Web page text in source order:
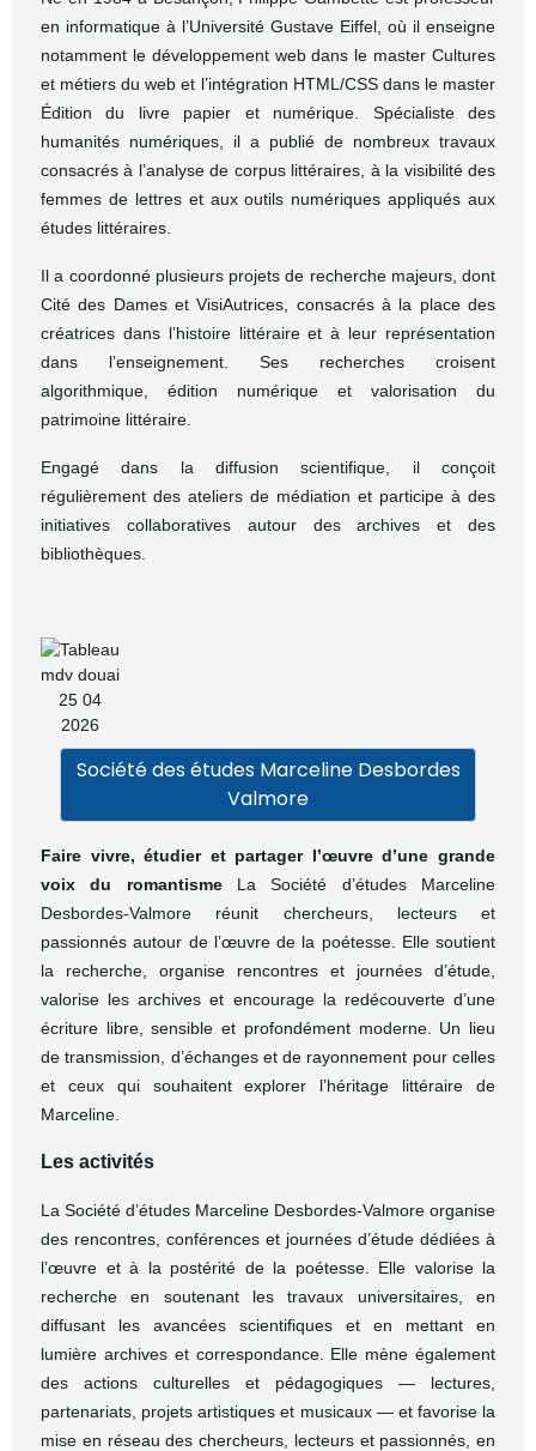
en informatique à l’Université Gustave Eiffel, où il enseigne
notamment le développement web dans le master Cultures
et métiers du web et l’intégration HTML/CSS dans le master
Édition du livre papier et numérique. Spécialiste des
humanités numériques, il a publié de nombreux travaux
consacrés à l’analyse de corpus littéraires, à la visibilité des
femmes de lettres et aux outils numériques appliqués aux
études littéraires.
Il a coordonné plusieurs projets de recherche majeurs, dont
Cité des Dames et VisiAutrices, consacrés à la place des
créatrices dans l’histoire littéraire et à leur représentation
dans l’enseignement. Ses recherches croisent
algorithmique, édition numérique et valorisation du
patrimoine littéraire.
Engagé dans la diffusion scientifique, il conçoit
régulièrement des ateliers de médiation et participe à des
initiatives collaboratives autour des archives et des
bibliothèques.
Société des études Marceline Desbordes
Valmore
Faire vivre, étudier et partager l’œuvre d’une grande
voix du romantisme La Société d’études Marceline
Desbordes‑Valmore réunit chercheurs, lecteurs et
passionnés autour de l’œuvre de la poétesse. Elle soutient
la recherche, organise rencontres et journées d’étude,
valorise les archives et encourage la redécouverte d’une
écriture libre, sensible et profondément moderne. Un lieu
de transmission, d’échanges et de rayonnement pour celles
et ceux qui souhaitent explorer l’héritage littéraire de
Marceline.
Les activités
La Société d’études Marceline Desbordes‑Valmore organise
des rencontres, conférences et journées d’étude dédiées à
l’œuvre et à la postérité de la poétesse. Elle valorise la
recherche en soutenant les travaux universitaires, en
diffusant les avancées scientifiques et en mettant en
lumière archives et correspondance. Elle mène également
des actions culturelles et pédagogiques — lectures,
partenariats, projets artistiques et musicaux — et favorise la
mise en réseau des chercheurs, lecteurs et passionnés, en